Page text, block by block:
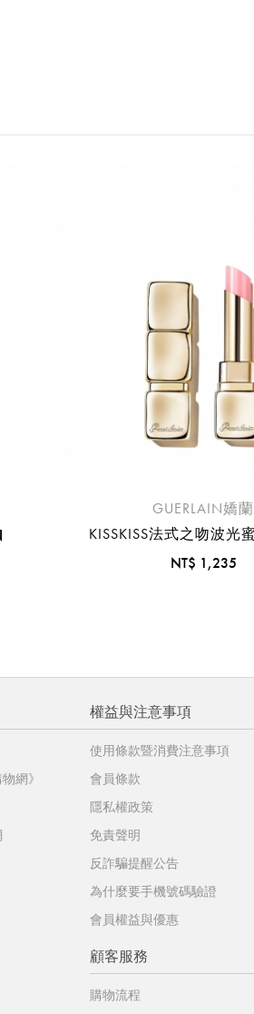
國際線出境旅客
使用
場的下單時間皆不相同，細節或訂購
GUERLAIN嬌蘭
KISSKISS法式之吻波光
NT$ 1,235
網》
權益與注意事項
使用條款暨消費注意事項
會員條款
隱私權政策
免責聲明
反詐騙提醒公告
為什麼要手機號碼驗證
會員權益與優惠
顧客服務
購物流程